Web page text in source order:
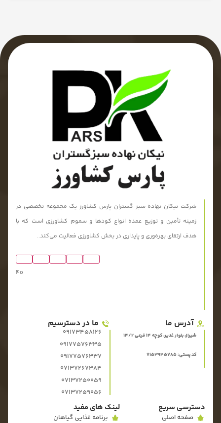
شرکت نیکان نهاده سبز گستران پارس کشاورز یک مجموعه تخصصی در
زمینه تأمین و توزیع عمده انواع کودها و سموم کشاورزی است که با
هدف ارتقای بهره‌وری و پایداری در بخش کشاورزی فعالیت می‌کند..
4o
آدرس ما
شیراز، بلوار غدیر، کوچه 14 فرعی 14/2
کد پستی: 7153945785
ما در دسترسیم
09173458126
09177576335
09177576337
07137267384
07137250059
07137259056
دسترسی سریع
صفحه اصلی
لینک های مفید
برنامه غذایی گیاهان